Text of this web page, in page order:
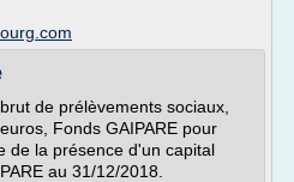
de prélèvements sociaux,
Fonds GAIPARE pour
de la présence d'un capital
au 31/12/2018.